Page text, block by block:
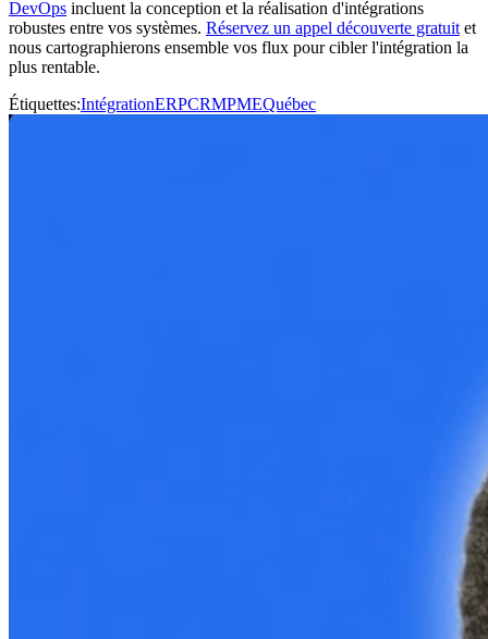
DevOps incluent la conception et la réalisation d'intégrations
robustes entre vos systèmes. Réservez un appel découverte gratuit et
nous cartographierons ensemble vos flux pour cibler l'intégration la
plus rentable.
Étiquettes:IntégrationERPCRMPMEQuébec